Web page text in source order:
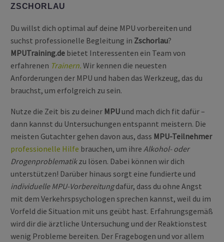
ZSCHORLAU
Du willst dich optimal auf deine MPU vorbereiten und
suchst professionelle Begleitung in Zschorlau?
MPUTraining.de bietet Interessenten ein Team von
erfahrenen Trainern. Wir kennen die neuesten
Anforderungen der MPU und haben das Werkzeug, das du
brauchst, um erfolgreich zu sein.
Nutze die Zeit bis zu deiner MPU und mach dich fit dafür –
dann kannst du Untersuchungen entspannt meistern. Die
meisten Gutachter gehen davon aus, dass MPU-Teilnehmer
professionelle Hilfe brauchen, um ihre Alkohol- oder
Drogenproblematikzu lösen. Dabei können wir dich
unterstützen! Darüber hinaus sorgt eine fundierte und
individuelle MPU-Vorbereitungdafür, dass du ohne Angst
mit dem Verkehrspsychologen sprechen kannst, weil du im
Vorfeld die Situation mit uns geübt hast. Erfahrungsgemäß
wird dir die ärztliche Untersuchung und der Reaktionstest
wenig Probleme bereiten. Der Fragebogen und vor allem